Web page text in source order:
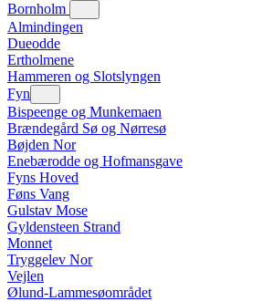
Bornholm
Almindingen
Dueodde
Ertholmene
Hammeren og Slotslyngen
Fyn
Bispeenge og Munkemaen
Brændegård Sø og Nørresø
Bøjden Nor
Enebærodde og Hofmansgave
Fyns Hoved
Føns Vang
Gulstav Mose
Gyldensteen Strand
Monnet
Tryggelev Nor
Vejlen
Ølund-Lammesøområdet